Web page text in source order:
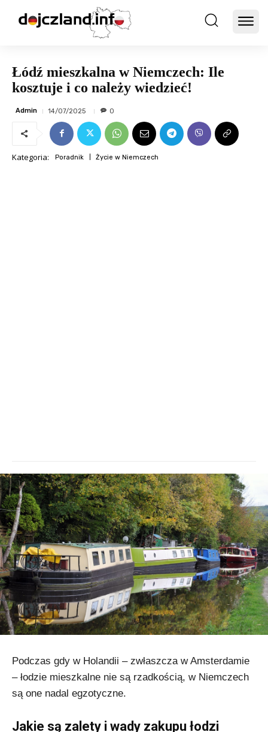
Łódź mieszkalna w Niemczech: Ile
kosztuje i co należy wiedzieć!
Admin 14/07/2025 0
Kategoria: Poradnik Życie w Niemczech
Podczas gdy w Holandii – zwłaszcza w Amsterdamie
– łodzie mieszkalne nie są rzadkością, w Niemczech
są one nadal egzotyczne.
Jakie są zalety i wady zakupu łodzi